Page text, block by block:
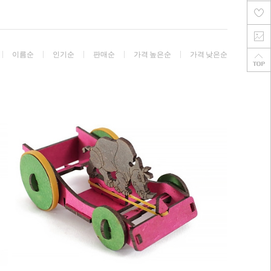
이름순 인기순 판매순 가격 높은순 가격 낮은순